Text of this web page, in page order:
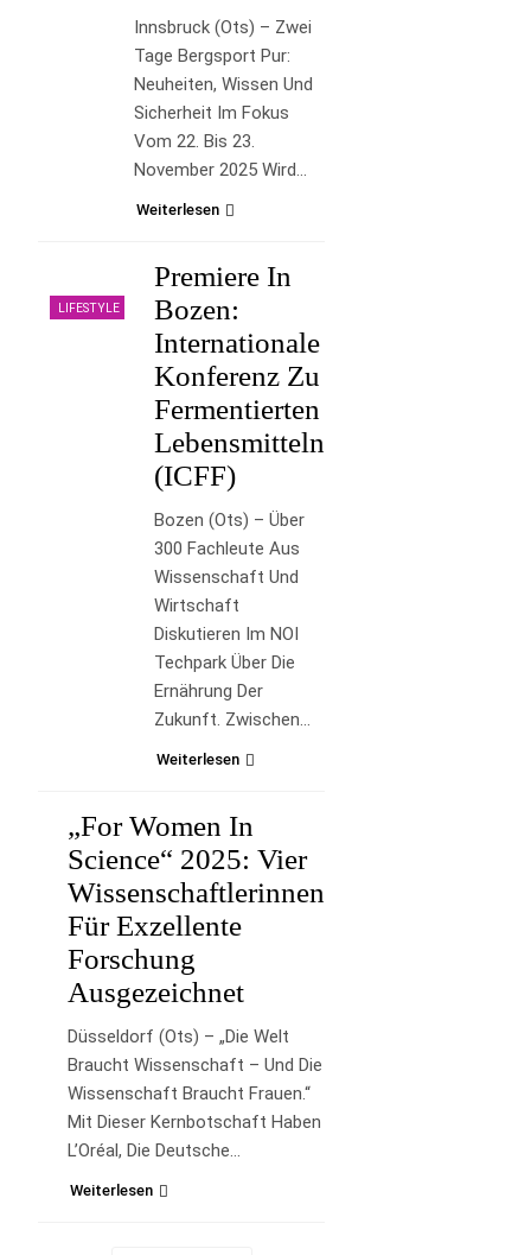
Innsbruck (ots) – Zwei
Tage Bergsport Pur:
Neuheiten, Wissen Und
Sicherheit Im Fokus
Vom 22. Bis 23.
November 2025 Wird…
Weiterlesen
LIFESTYLE
Premiere In
Bozen:
Internationale
Konferenz Zu
Fermentierten
Lebensmitteln
(ICFF)
Bozen (ots) – Über
300 Fachleute Aus
Wissenschaft Und
Wirtschaft
Diskutieren Im NOI
Techpark Über Die
Ernährung Der
Zukunft. Zwischen…
Weiterlesen
LIFESTYLE
„For Women In
Science“ 2025: Vier
Wissenschaftlerinnen
Für Exzellente
Forschung
Ausgezeichnet
Düsseldorf (ots) – „Die Welt
Braucht Wissenschaft – Und Die
Wissenschaft Braucht Frauen.“
Mit Dieser Kernbotschaft Haben
L’Oréal, Die Deutsche…
Weiterlesen